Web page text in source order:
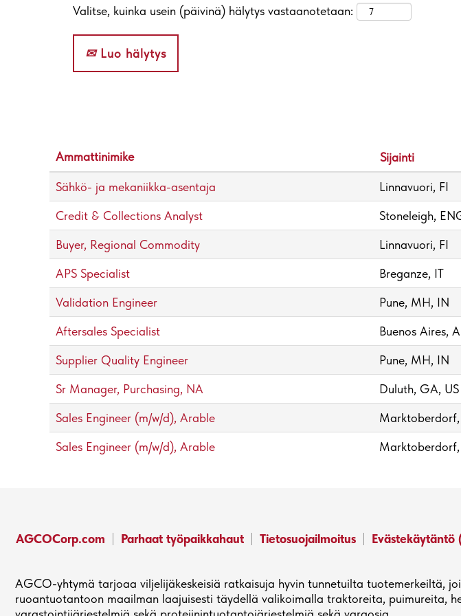
Valitse, kuinka usein (päivinä) hälytys vastaanotetaan:
Luo hälytys
Ammattinimike Sijainti
Sähkö- ja mekaniikka-asentaja Linnavuori, FI
Credit & Collections Analyst
Stoneleigh,
Buyer, Regional Commodity
Linnavuori, FI
APS Specialist
Breganze, IT
Validation Engineer
Pune, MH, IN
Aftersales Specialist
Buenos Aires,
Supplier Quality Engineer
Pune, MH, IN
Sr Manager, Purchasing, NA
Duluth, GA, US
Sales Engineer (m/w/d), Arable
Marktoberdorf,
Sales Engineer (m/w/d), Arable
Marktoberdorf,
AGCOCorp.com Parhaat työpaikkahaut Tietosuojailmoitus Evästekäytäntö
AGCO-yhtymä tarjoaa viljelijäkeskeisiä ratkaisuja hyvin tunnetuilta tuotemerkeiltä,
ruoantuotantoon maailman laajuisesti täydellä valikoimalla traktoreita, puimureita,